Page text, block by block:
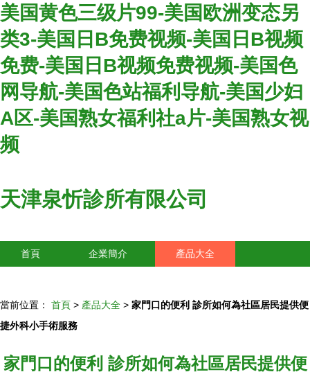
美国黄色三级片99-美国欧洲变态另
类3-美国日B免费视频-美国日B视频
免费-美国日B视频免费视频-美国色
网导航-美国色站福利导航-美国少妇
A区-美国熟女福利社a片-美国熟女视
频
天津泉忻診所有限公司
首頁 企業簡介 產品大全
當前位置： 首頁 > 產品大全 > 家門口的便利 診所如何為社區居民提供便
捷外科小手術服務
家門口的便利 診所如何為社區居民提供便